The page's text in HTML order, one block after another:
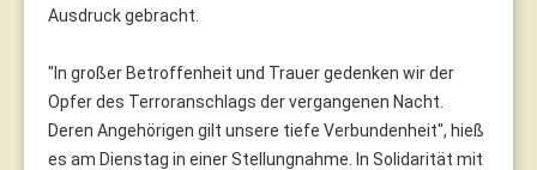
Ausdruck gebracht.
"In großer Betroffenheit und Trauer gedenken wir der
Opfer des Terroranschlags der vergangenen Nacht.
Deren Angehörigen gilt unsere tiefe Verbundenheit", hieß
es am Dienstag in einer Stellungnahme. In Solidarität mit